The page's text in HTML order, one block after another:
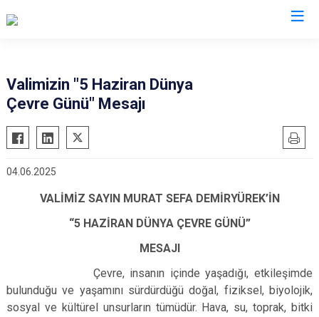
Valimizin "5 Haziran Dünya
Çevre Günü" Mesajı
04.06.2025
VALİMİZ SAYIN MURAT SEFA DEMİRYÜREK’İN
“5 HAZİRAN DÜNYA ÇEVRE GÜNÜ”
MESAJI
Çevre, insanın içinde yaşadığı, etkileşimde
bulunduğu ve yaşamını sürdürdüğü doğal, fiziksel, biyolojik,
sosyal ve kültürel unsurların tümüdür. Hava, su, toprak, bitki